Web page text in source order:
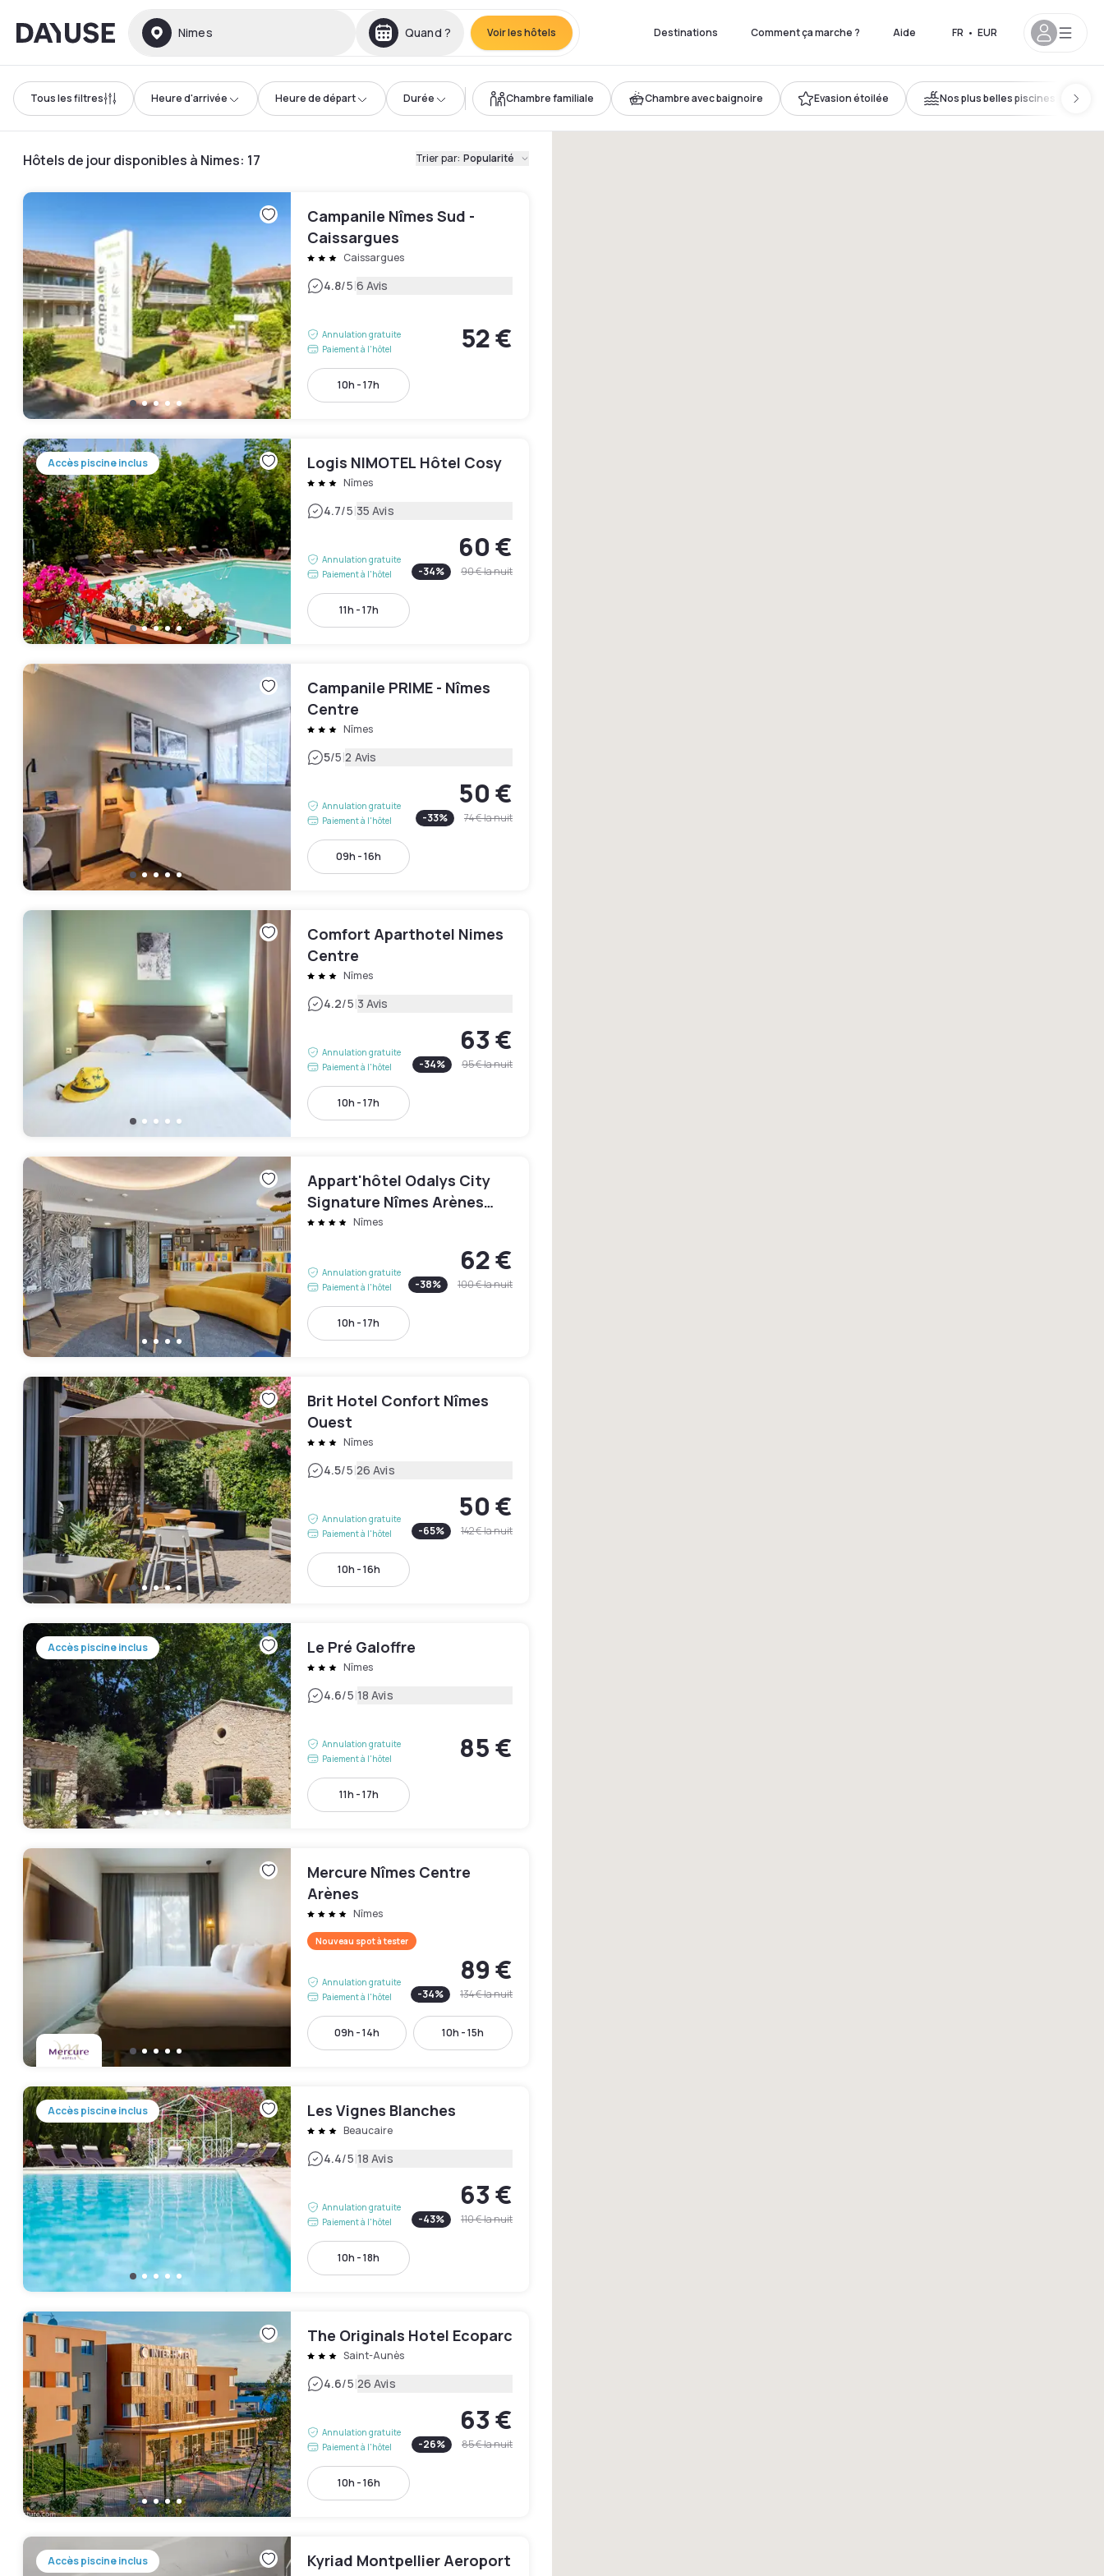
Dayuse Nimes Quand ? Voir les hôtels Destinations Comment ça marche ? Aide FR • EUR
Tous les filtres Heure d'arrivée Heure de départ Durée Chambre familiale Chambre avec baignoire Evasion étoilée Nos plus belles piscines
Hôtels de jour disponibles à Nimes: 17 Trier par: Popularité
Campanile Nîmes Sud -
Caissargues
Caissargues
4.8/5|6 Avis
Annulation gratuite
Paiement à l'hôtel
52 €
10h - 17h
Accès piscine inclus Logis NIMOTEL Hôtel Cosy
Nîmes
4.7/5|35 Avis
Annulation gratuite
Paiement à l'hôtel
60 €
-34% 90 €la nuit
11h - 17h
Campanile PRIME - Nîmes
Centre
Nîmes
5/5|2 Avis
Annulation gratuite
Paiement à l'hôtel
50 €
-33% 74 €la nuit
09h - 16h
Comfort Aparthotel Nimes
Centre
Nîmes
4.2/5|3 Avis
Annulation gratuite
Paiement à l'hôtel
63 €
-34% 95 €la nuit
10h - 17h
Appart'hôtel Odalys City
Signature Nîmes Arènes
Palais des Congrès
Nîmes
Annulation gratuite
Paiement à l'hôtel
62 €
-38% 100 €la nuit
10h - 17h
Brit Hotel Confort Nîmes
Ouest
Nîmes
4.5/5|26 Avis
Annulation gratuite
Paiement à l'hôtel
50 €
-65% 142 €la nuit
10h - 16h
Accès piscine inclus Le Pré Galoffre
Nîmes
4.6/5|18 Avis
Annulation gratuite
Paiement à l'hôtel
85 €
11h - 17h
Mercure Nîmes Centre
Arènes
Nîmes
Nouveau spot à tester
Annulation gratuite
Paiement à l'hôtel
89 €
-34% 134 €la nuit
09h - 14h 10h - 15h
Accès piscine inclus Les Vignes Blanches
Beaucaire
4.4/5|18 Avis
Annulation gratuite
Paiement à l'hôtel
63 €
-43% 110 €la nuit
10h - 18h
The Originals Hotel Ecoparc
Saint-Aunès
4.6/5|26 Avis
Annulation gratuite
Paiement à l'hôtel
63 €
-26% 85 €la nuit
10h - 16h
Accès piscine inclus Kyriad Montpellier Aeroport